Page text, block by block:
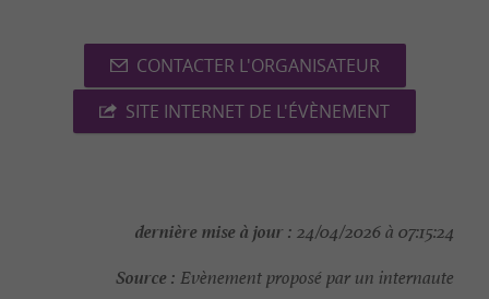
CONTACTER L'ORGANISATEUR
SITE INTERNET DE L'ÉVÈNEMENT
dernière mise à jour : 24/04/2026 à 07:15:24
Source : Evènement proposé par un internaute